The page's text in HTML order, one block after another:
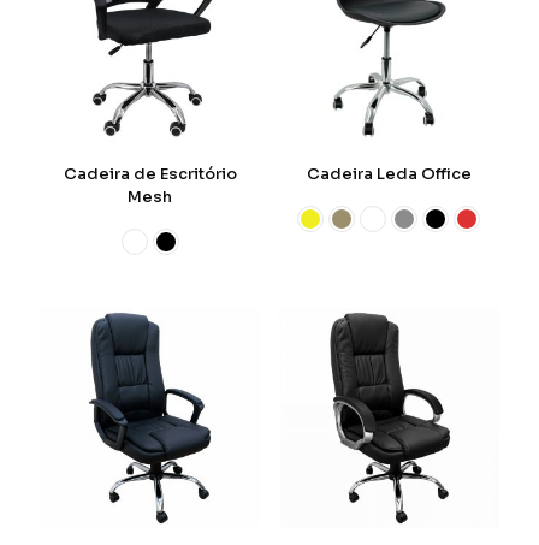
Cadeira de Escritório
Mesh
Cadeira Leda Office